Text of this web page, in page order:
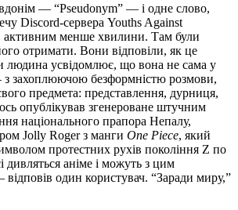
— “Pseudonym” — і одне слово,
Discord-сервера Youths Against
активним менше хвилини. Там були
отримати. Вони відповіли, як це
людина усвідомлює, що вона не сама у
захоплюючою безформністю розмови,
предмета: представлення, дурниця,
опублікував згенероване штучним
національного прапора Непалу,
Jolly Roger з манги One Piece, який
протестних рухів покоління Z по
дивляться аніме і можуть з цим
відповів один користувач. “Заради миру,”